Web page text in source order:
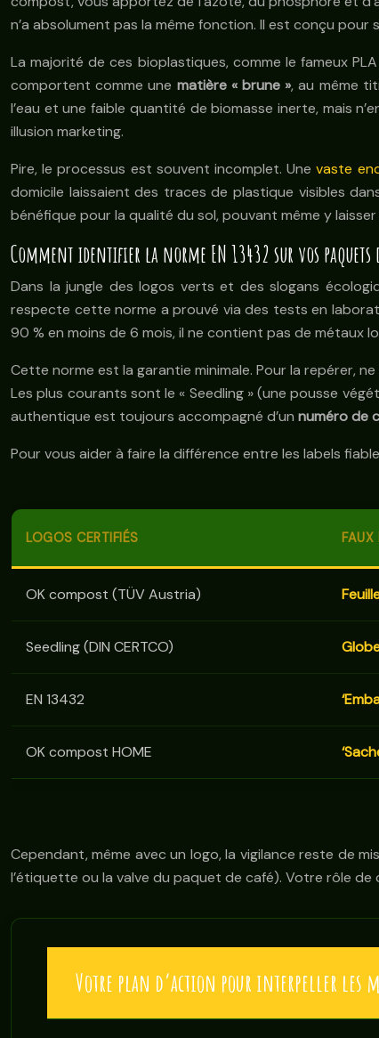
n’a absolument pas la même fonction. Il est conçu pour
La majorité de ces bioplastiques, comme le fameux
comportent comme une matière « brune », au même
l’eau et une faible quantité de biomasse inerte, mais
illusion marketing.
Pire, le processus est souvent incomplet. Unevaste
domicile laissaient des traces de plastique visibles
bénéfique pour la qualité du sol, pouvant même y
Comment identifier la norme EN 13432 sur vos paquets
Dans la jungle des logos verts et des slogans
respecte cette norme a prouvé via des tests en
90 % en moins de 6 mois, il ne contient pas de métaux
Cette norme est la garantie minimale. Pour la repérer,
Les plus courants sont le « Seedling » (une pousse
authentique est toujours accompagné d’un numéro de
Pour vous aider à faire la différence entre les labels
LOGOS CERTIFIÉS FAUX
OK compost (TÜV Austria)
Seedling (DIN CERTCO)
EN 13432
OK compost HOME
Cependant, même avec un logo, la vigilance reste de
l’étiquette ou la valve du paquet de café). Votre rôle
Votre plan d’action pour interpeller les